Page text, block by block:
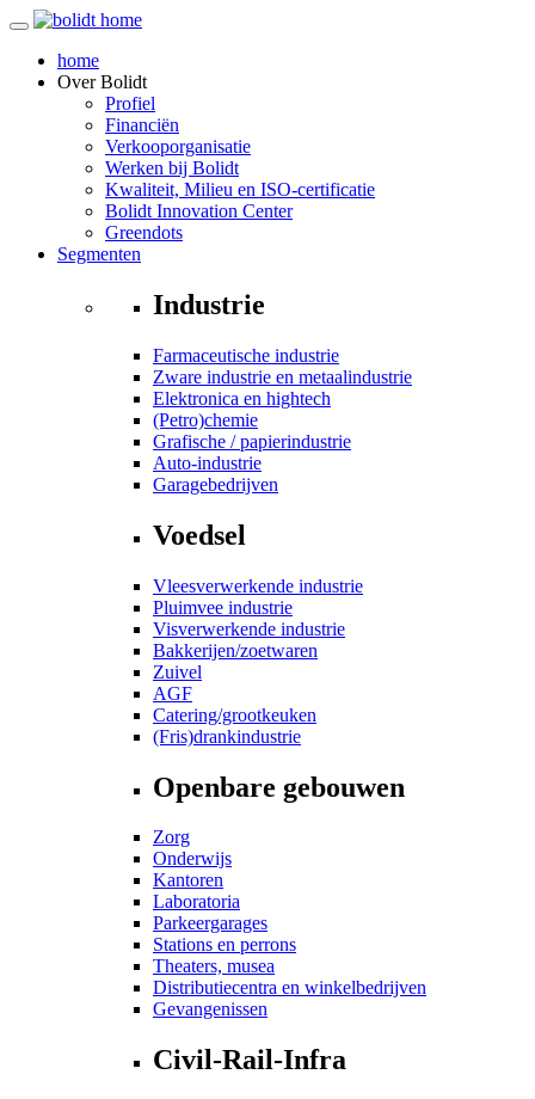
home
OverBolidt
Profiel
Financiën
Verkooporganisatie
Werken bij Bolidt
Kwaliteit, Milieu en ISO-certificatie
Bolidt Innovation Center
Greendots
Segmenten
Industrie
Farmaceutische industrie
Zware industrie en metaalindustrie
Elektronica en hightech
(Petro)chemie
Grafische / papierindustrie
Auto-industrie
Garagebedrijven
Voedsel
Vleesverwerkende industrie
Pluimvee industrie
Visverwerkende industrie
Bakkerijen/zoetwaren
Zuivel
AGF
Catering/grootkeuken
(Fris)drankindustrie
Openbare gebouwen
Zorg
Onderwijs
Kantoren
Laboratoria
Parkeergarages
Stations en perrons
Theaters, musea
Distributiecentra en winkelbedrijven
Gevangenissen
Civil-Rail-Infra